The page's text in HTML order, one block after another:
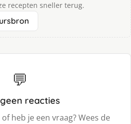
recepten sneller terug.
💬
reacties
heb je een vraag? Wees de